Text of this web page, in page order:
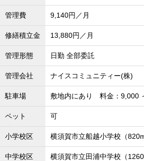
管理費 9,140円／月
修繕積立金 13,880円／月
管理形態 日勤 全部委託
管理会社 ナイスコミュニティー(株)
駐車場 敷地内にあり 料金：9,000
ペット 可
小学校区 横須賀市立船越小学校（820m
中学校区 横須賀市立田浦中学校（
全店舗営業社員募集！